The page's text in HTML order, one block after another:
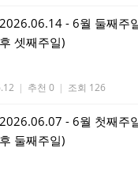
2026.06.14 - 6월 둘째주
후 셋째주일)
| 추천 0 | 조회 126
2026.06.07 - 6월 첫째주
후 둘째주일)